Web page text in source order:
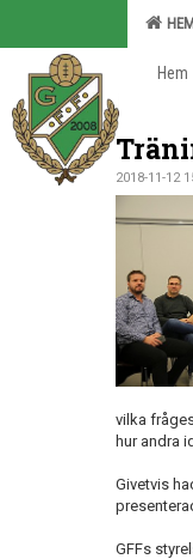
Hem
2018-11-12
vilka
hur andra
Givetvis
GFFs